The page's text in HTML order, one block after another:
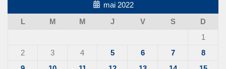
mai 2022
L
M M J V S
D
1
2
3 4 5 6 7
8